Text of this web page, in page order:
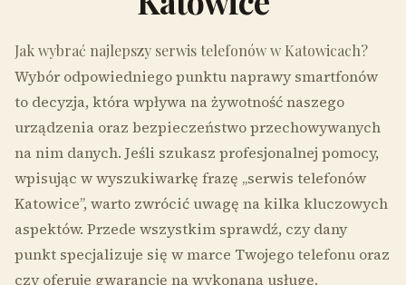
Jak wybrać najlepszy serwis telefonów w Katowicach?
Wybór odpowiedniego punktu naprawy smartfonów
to decyzja, która wpływa na żywotność naszego
urządzenia oraz bezpieczeństwo przechowywanych
na nim danych. Jeśli szukasz profesjonalnej pomocy,
wpisując w wyszukiwarkę frazę „serwis telefonów
Katowice”, warto zwrócić uwagę na kilka kluczowych
aspektów. Przede wszystkim sprawdź, czy dany
punkt specjalizuje się w marce Twojego telefonu oraz
czy oferuje gwarancję na wykonaną usługę.